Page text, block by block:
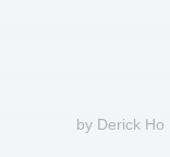
by Derick Ho